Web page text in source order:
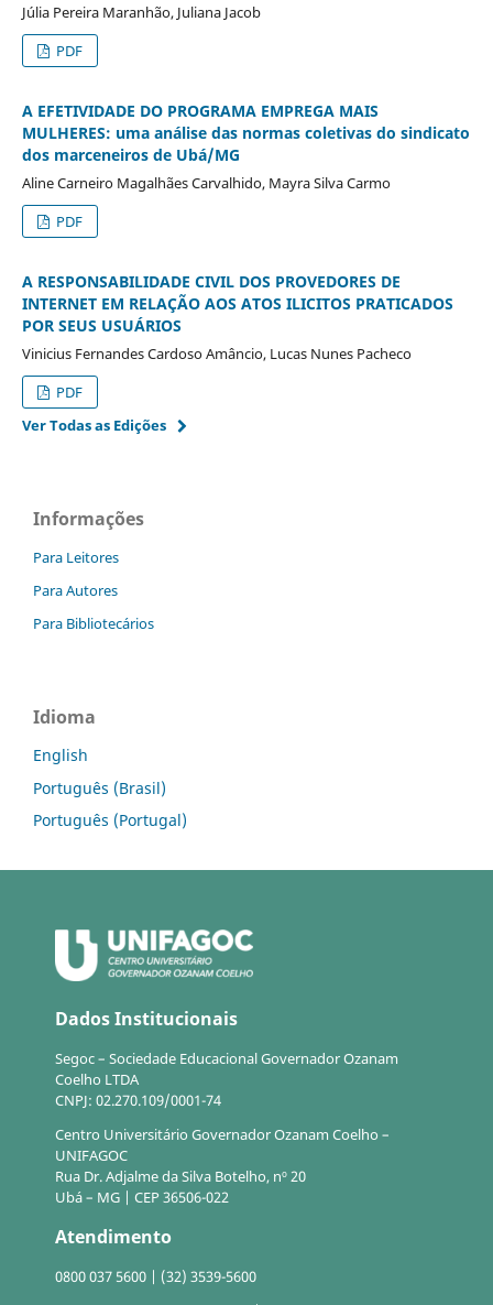
Júlia Pereira Maranhão, Juliana Jacob
PDF
A EFETIVIDADE DO PROGRAMA EMPREGA MAIS
MULHERES: uma análise das normas coletivas do sindicato
dos marceneiros de Ubá/MG
Aline Carneiro Magalhães Carvalhido, Mayra Silva Carmo
PDF
A RESPONSABILIDADE CIVIL DOS PROVEDORES DE
INTERNET EM RELAÇÃO AOS ATOS ILICITOS PRATICADOS
POR SEUS USUÁRIOS
Vinicius Fernandes Cardoso Amâncio, Lucas Nunes Pacheco
PDF
Ver Todas as Edições
Informações
Para Leitores
Para Autores
Para Bibliotecários
Idioma
English
Português (Brasil)
Português (Portugal)
Dados Institucionais
Segoc – Sociedade Educacional Governador Ozanam
Coelho LTDA
CNPJ: 02.270.109/0001-74
Centro Universitário Governador Ozanam Coelho –
UNIFAGOC
Rua Dr. Adjalme da Silva Botelho, nº 20
Ubá – MG | CEP 36506-022
Atendimento
0800 037 5600 | (32) 3539-5600